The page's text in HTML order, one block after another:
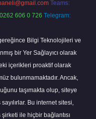
Teams:
606 0 726 Telegram:
Bilgi Teknolojileri ve
bir Yer Sağlayıcı olarak
içerikleri proaktif olarak
bulunmamaktadır. Ancak,
taşımakta olup, siteye
Bu internet sitesi,
ile hiçbir bağlantısı